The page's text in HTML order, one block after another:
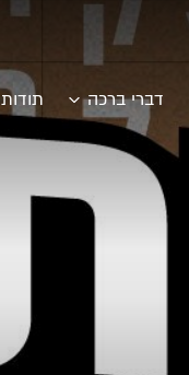
דברי ברכה תודות